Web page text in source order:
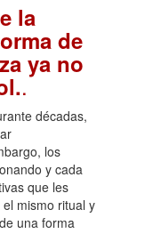
la
de
ya no
.
décadas,
los
y cada
que les
mismo ritual y
una forma